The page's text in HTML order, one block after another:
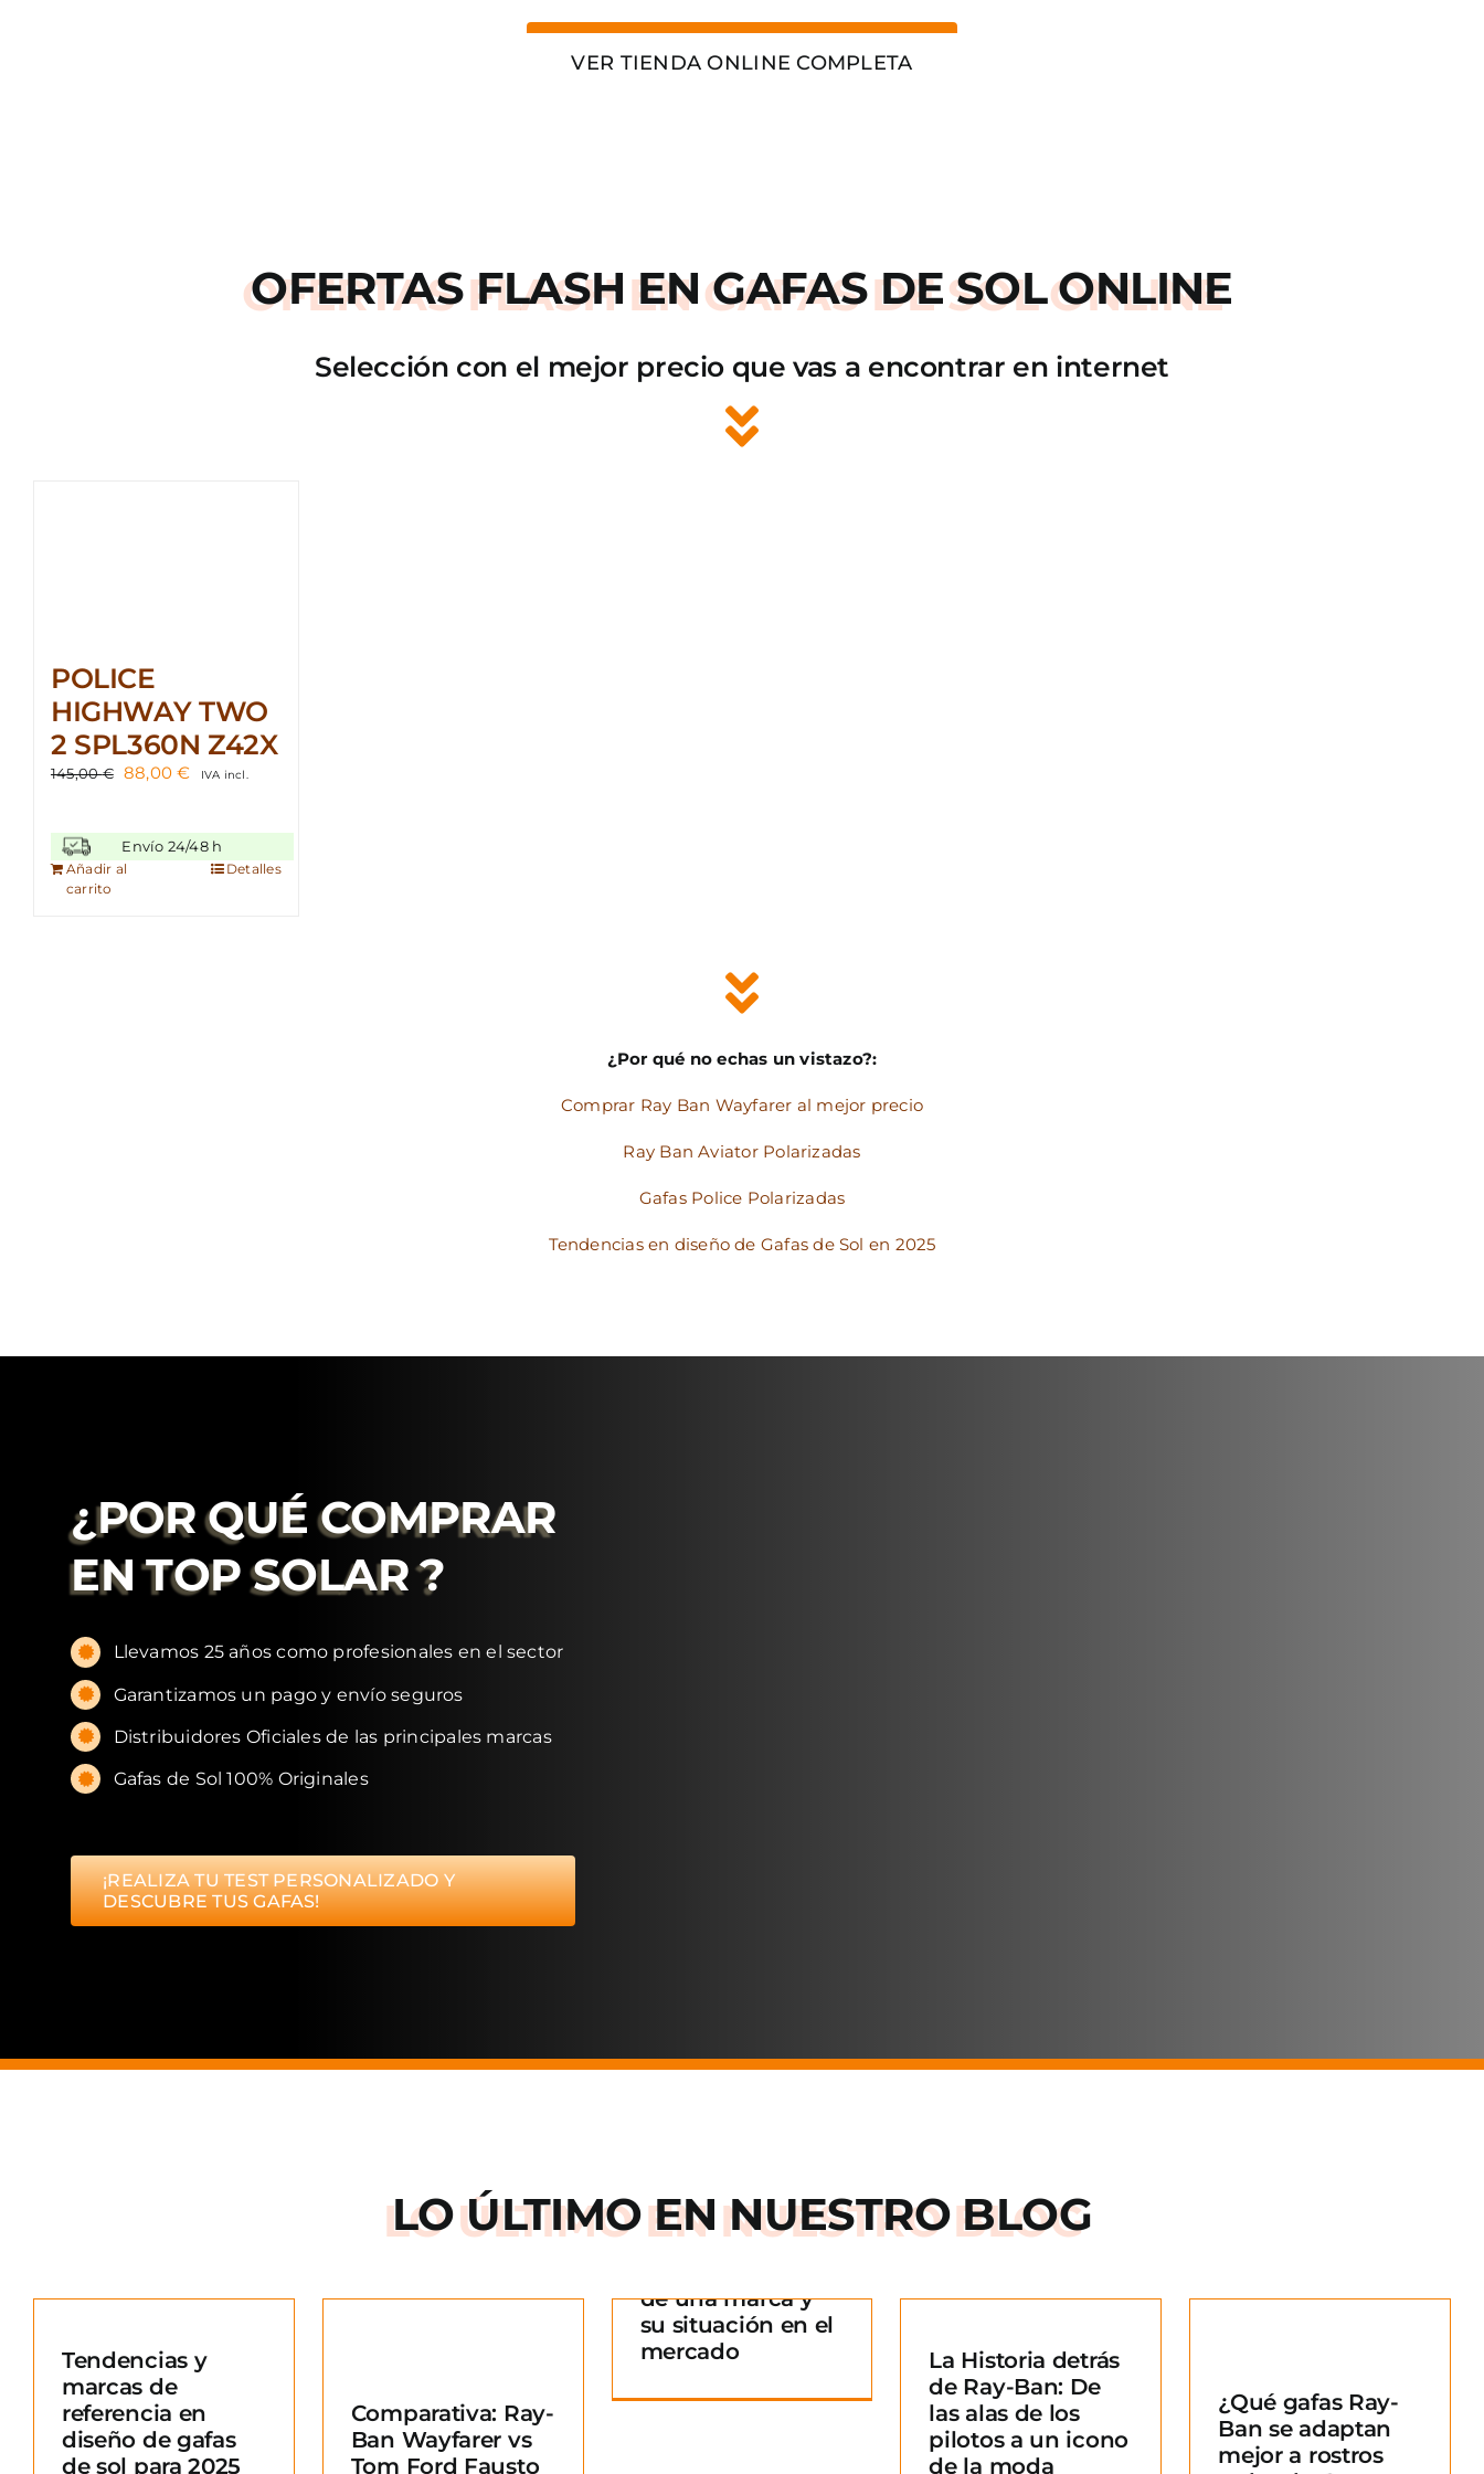
VER TIENDA ONLINE COMPLETA
OFERTAS FLASH EN GAFAS DE SOL ONLINE
Selección con el mejor precio que vas a encontrar en internet
POLICE
HIGHWAY TWO
2 SPL360N Z42X
145,00€ El
era:
145,00 €.
88,00€El
es:
88,00 €.
IVA incl.
Envío 24/48 h
Añadir al
carrito
Detalles
¿Por qué no echas un vistazo?:
Comprar Ray Ban Wayfarer al mejor precio
Ray Ban Aviator Polarizadas
Gafas Police Polarizadas
Tendencias en diseño de Gafas de Sol en 2025
¿POR QUÉ COMPRAR
EN TOP SOLAR ?
Llevamos 25 años como profesionales en el sector
Garantizamos un pago y envío seguros
Distribuidores Oficiales de las principales marcas
Gafas de Sol 100% Originales
¡REALIZA TU TEST PERSONALIZADO Y
DESCUBRE TUS GAFAS!
LO ÚLTIMO ENNUESTRO BLOG
Tendencias y
marcas de
referencia en
diseño de gafas
de sol para 2025
Comparativa: Ray-
Ban Wayfarer vs
Tom Ford Fausto
Comparativa: Ray-
Ban Wayfarer vs
Tom Ford Fausto
mercado
de una marca y
su situación en el
mercado
La Historia detrás
de Ray-Ban: De las
La Historia detrás
de Ray-Ban: De
las alas de los
pilotos a un icono
de la moda
¿Qué gafas Ray-
Ban se adaptan
mejor a rostros
redondos?
¿Qué gafas Ray-
Ban se adaptan
mejor a rostros